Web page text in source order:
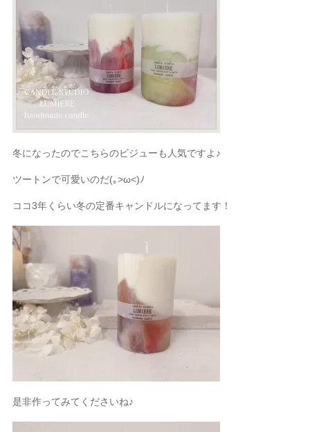
冬になったのでこちらのビジューも人気ですよ♪
ツートンで可愛いのだ(｡>ω<)ﾉ
ココ3年くらい冬の定番キャンドルになってます！
是非作ってみてくださいね♪